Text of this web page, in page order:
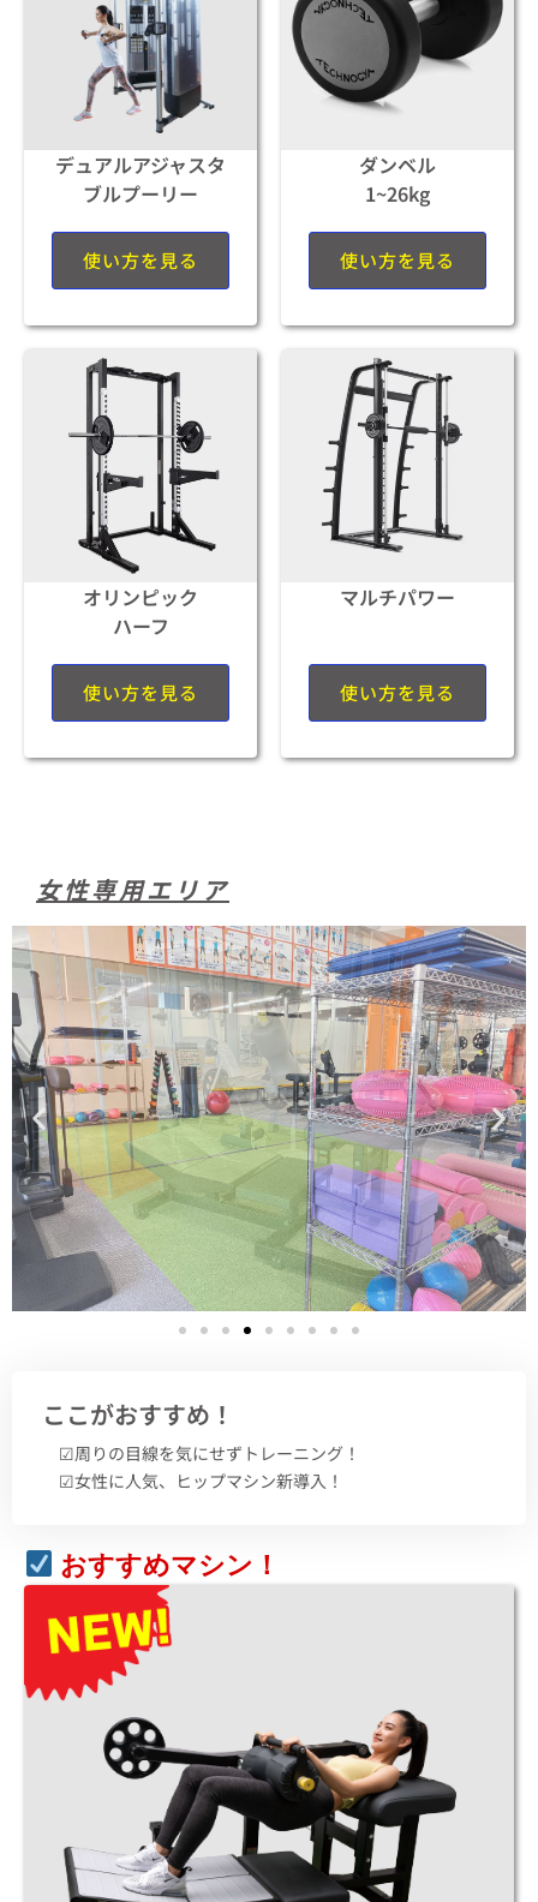
デュアルアジャスタ
ブルプーリー
使い方を見る
ダンベル
1~26kg
使い方を見る
オリンピック
ハーフ
使い方を見る
マルチパワー
使い方を見る
女性専用エリア
ここがおすすめ！
☑︎周りの目線を気にせずトレーニング！
☑︎女性に人気、ヒップマシン新導入！
おすすめマシン！